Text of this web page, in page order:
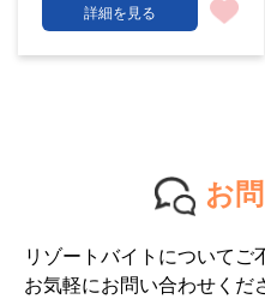
詳細を見る
お
リゾートバイトについてご
お気軽にお問い合わせくだ